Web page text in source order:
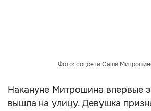
Фото: соцсети Саши
Накануне Митрошина впервые
вышла на улицу. Девушка